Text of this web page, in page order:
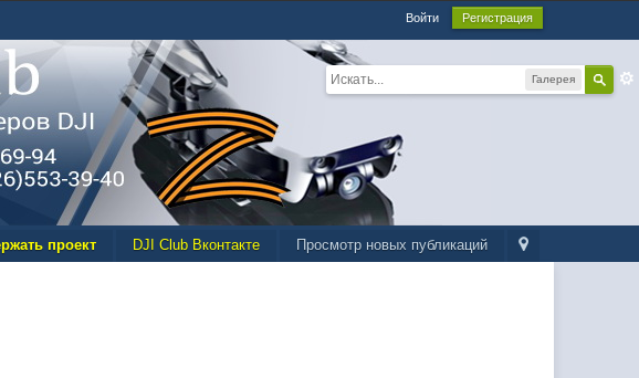
Войти Регистрация
Галерея
Просмотр новых публикаций
DJI Club Вконтакте
проект